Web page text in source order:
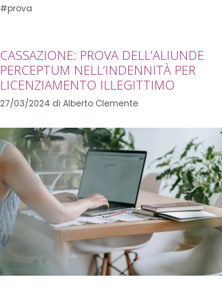
#prova
CASSAZIONE: PROVA DELL’ALIUNDE
PERCEPTUM NELL’INDENNITÀ PER
LICENZIAMENTO ILLEGITTIMO
27/03/2024 di Alberto Clemente